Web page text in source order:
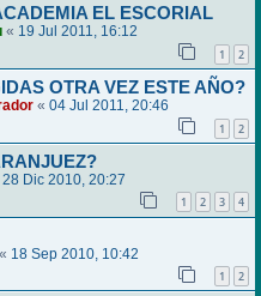
EL ESCORIAL
« 19 Jul 2011, 16:12
1 2
OTRA VEZ ESTE AÑO?
« 04 Jul 2011, 20:46
1 2
28 Dic 2010, 20:27
1 2 3 4
« 18 Sep 2010, 10:42
1 2